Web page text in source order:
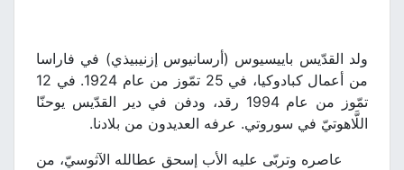
ولد القدّيس باييسيوس (أرسانيوس إزنيبيذي) في فاراسا
من أعمال كبادوكيا، في 25 تمّوز من عام 1924. في 12
تمّوز من عام 1994 رقد، ودفن في دير القدّيس يوحنّا
اللَّاهوتيّ في سوروتي. عرفه العديدون من بلادنا.
عاصره وتربّى عليه الأب إسحق عطالله الآثوسيّ، من